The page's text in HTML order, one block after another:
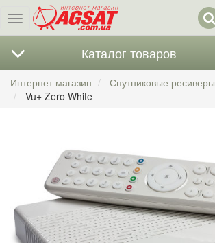
Меню
Каталог товаров
Интернет магазин
Спутниковые ресиверы
Vu+ Zero White